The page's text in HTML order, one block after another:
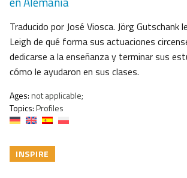
Traducido por José Viosca. Jörg Gutschank
Leigh de qué forma sus actuaciones
dedicarse a la enseñanza y terminar sus
cómo le ayudaron en sus clases.
Ages:not applicable;
Topics:Profiles
INSPIRE